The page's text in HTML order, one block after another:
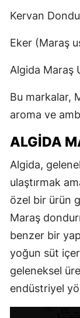
Kervan
Eker (Maraş
Algida Maraş
Bu markalar,
aroma ve
ALGİDA
Algida,
ulaştırmak
özel bir ürün
Maraş
benzer bir
yoğun süt
geleneksel
endüstriyel